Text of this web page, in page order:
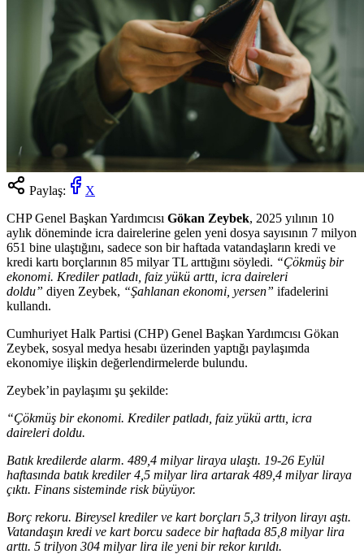
Paylaş:
X
CHP Genel Başkan Yardımcısı Gökan Zeybek, 2025 yılının 10
aylık döneminde icra dairelerine gelen yeni dosya sayısının 7 milyon
651 bine ulaştığını, sadece son bir haftada vatandaşların kredi ve
kredi kartı borçlarının 85 milyar TL arttığını söyledi. “Çökmüş bir
ekonomi. Krediler patladı, faiz yükü arttı, icra daireleri
doldu” diyen Zeybek, “Şahlanan ekonomi, yersen” ifadelerini
kullandı.
Cumhuriyet Halk Partisi (CHP) Genel Başkan Yardımcısı Gökan
Zeybek, sosyal medya hesabı üzerinden yaptığı paylaşımda
ekonomiye ilişkin değerlendirmelerde bulundu.
Zeybek’in paylaşımı şu şekilde:
“Çökmüş bir ekonomi. Krediler patladı, faiz yükü arttı, icra
daireleri doldu.
Batık kredilerde alarm. 489,4 milyar liraya ulaştı. 19-26 Eylül
haftasında batık krediler 4,5 milyar lira artarak 489,4 milyar liraya
çıktı. Finans sisteminde risk büyüyor.
Borç rekoru. Bireysel krediler ve kart borçları 5,3 trilyon lirayı aştı.
Vatandaşın kredi ve kart borcu sadece bir haftada 85,8 milyar lira
arttı. 5 trilyon 304 milyar lira ile yeni bir rekor kırıldı.